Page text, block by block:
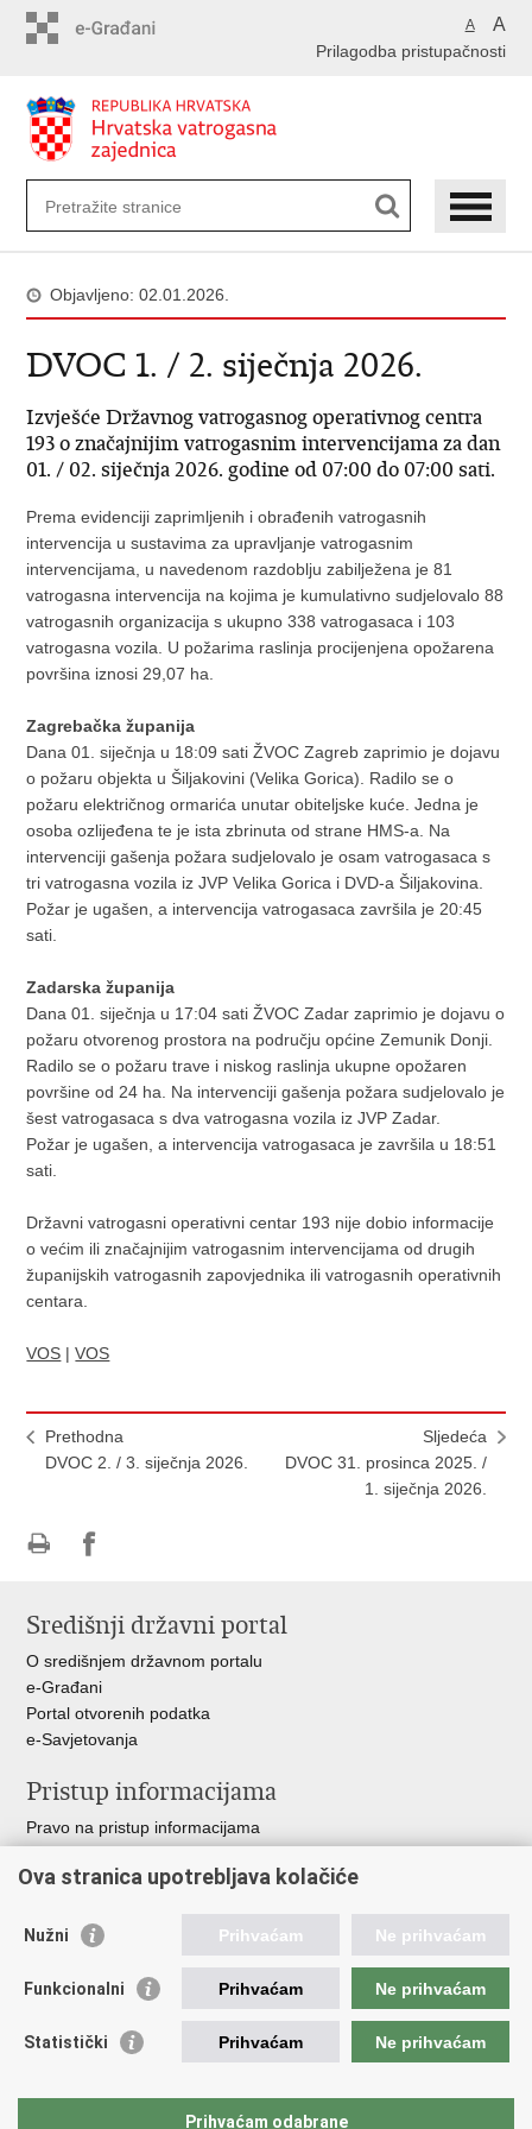
A A
Prilagodba pristupačnosti
Objavljeno: 02.01.2026.
DVOC 1. / 2. siječnja 2026.
Izvješće Državnog vatrogasnog operativnog centra
193 o značajnijim vatrogasnim intervencijama za dan
01. / 02. siječnja 2026. godine od 07:00 do 07:00 sati.
Prema evidenciji zaprimljenih i obrađenih vatrogasnih
intervencija u sustavima za upravljanje vatrogasnim
intervencijama, u navedenom razdoblju zabilježena je 81
vatrogasna intervencija na kojima je kumulativno sudjelovalo 88
vatrogasnih organizacija s ukupno 338 vatrogasaca i 103
vatrogasna vozila. U požarima raslinja procijenjena opožarena
površina iznosi 29,07 ha.
Zagrebačka županija
Dana 01. siječnja u 18:09 sati ŽVOC Zagreb zaprimio je dojavu
o požaru objekta u Šiljakovini (Velika Gorica). Radilo se o
požaru električnog ormarića unutar obiteljske kuće. Jedna je
osoba ozlijeđena te je ista zbrinuta od strane HMS-a. Na
intervenciji gašenja požara sudjelovalo je osam vatrogasaca s
tri vatrogasna vozila iz JVP Velika Gorica i DVD-a Šiljakovina.
Požar je ugašen, a intervencija vatrogasaca završila je 20:45
sati.
Zadarska županija
Dana 01. siječnja u 17:04 sati ŽVOC Zadar zaprimio je dojavu o
požaru otvorenog prostora na području općine Zemunik Donji.
Radilo se o požaru trave i niskog raslinja ukupne opožaren
površine od 24 ha. Na intervenciji gašenja požara sudjelovalo je
šest vatrogasaca s dva vatrogasna vozila iz JVP Zadar.
Požar je ugašen, a intervencija vatrogasaca je završila u 18:51
sati.
Državni vatrogasni operativni centar 193 nije dobio informacije
o većim ili značajnijim vatrogasnim intervencijama od drugih
županijskih vatrogasnih zapovjednika ili vatrogasnih operativnih
centara.
VOS |VOS
Prethodna
DVOC 2. / 3. siječnja 2026.
Sljedeća
DVOC 31. prosinca 2025. /
1. siječnja 2026.
Facebooku
Središnji državni portal
O središnjem državnom portalu
e-Građani
Portal otvorenih podatka
e-Savjetovanja
Pristup informacijama
Pravo na pristup informacijama
Pozivi za žurnu pomoć
Važne poveznice
Vlada RH
Muzej hrvatskog vatrogastva
The Federation of EUropean Fire Officers FEU
Intranet (samo za službenike HVZ)
Ova stranica upotrebljava kolačiće
Nužni Prihvaćam Ne prihvaćam
Funkcionalni Prihvaćam Ne prihvaćam
Statistički Prihvaćam Ne prihvaćam
Prihvaćam odabrane